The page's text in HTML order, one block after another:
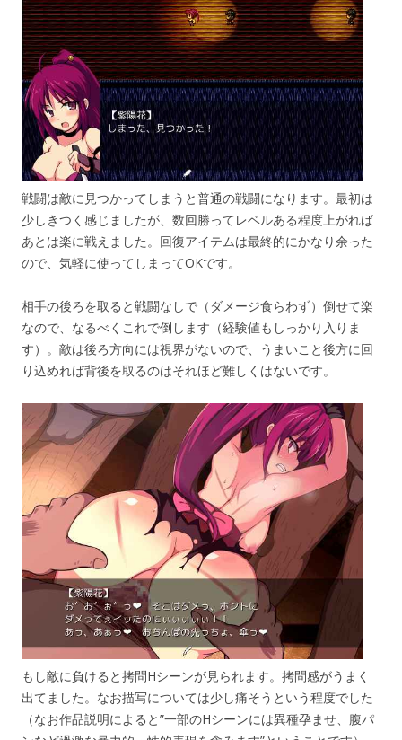
戦闘は敵に見つかってしまうと普通の戦闘になります。最初は
少しきつく感じましたが、数回勝ってレベルある程度上がれば
あとは楽に戦えました。回復アイテムは最終的にかなり余った
ので、気軽に使ってしまってOKです。
相手の後ろを取ると戦闘なしで（ダメージ食らわず）倒せて楽
なので、なるべくこれで倒します（経験値もしっかり入りま
す）。敵は後ろ方向には視界がないので、うまいこと後方に回
り込めれば背後を取るのはそれほど難しくはないです。
もし敵に負けると拷問Hシーンが見られます。拷問感がうまく
出てました。なお描写については少し痛そうという程度でした
（なお作品説明によると”一部のHシーンには異種孕ませ、腹パ